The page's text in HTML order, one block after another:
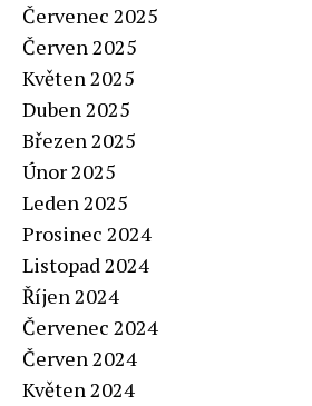
Červenec 2025
Červen 2025
Květen 2025
Duben 2025
Březen 2025
Únor 2025
Leden 2025
Prosinec 2024
Listopad 2024
Říjen 2024
Červenec 2024
Červen 2024
Květen 2024